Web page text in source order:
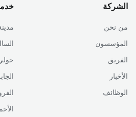
الشركة
من نحن
المؤسسون
الفريق
الأخبار
الوظائف